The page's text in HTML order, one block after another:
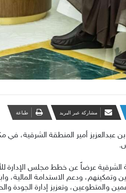
مشاركة عبر البريد طباعة
أمير المنطقة الشرقية، في
عرضاً عن خطط مجلس الإدارة
ودعم الاستدامة المالية،
والمتطوعين، وتعزيز إدارة الجودة